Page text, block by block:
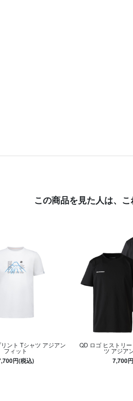
この商品を見た人は、
ント Tシャツ アジアン
フィット
円(税込)
QD ロゴ ヒストリ
ツ アジア
7,700